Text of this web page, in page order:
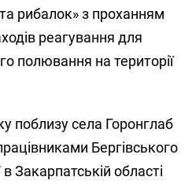
рибалок» з проханням
реагування для
полювання на території
поблизу села Горонглаб
Бергівського
Закарпатській області